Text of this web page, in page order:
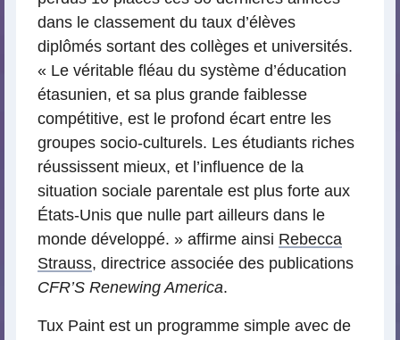
dans le classement du taux d’élèves
diplômés sortant des collèges et universités.
« Le véritable fléau du système d’éducation
étasunien, et sa plus grande faiblesse
compétitive, est le profond écart entre les
groupes socio-culturels. Les étudiants riches
réussissent mieux, et l’influence de la
situation sociale parentale est plus forte aux
États-Unis que nulle part ailleurs dans le
monde développé. » affirme ainsi Rebecca
Strauss, directrice associée des publications
CFR’S Renewing America.
Tux Paint est un programme simple avec de